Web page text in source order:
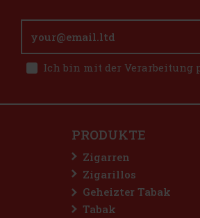
Ich bin mit der Verarbeitung
PRODUKTE
Zigarren
Zigarillos
Geheizter Tabak
Tabak